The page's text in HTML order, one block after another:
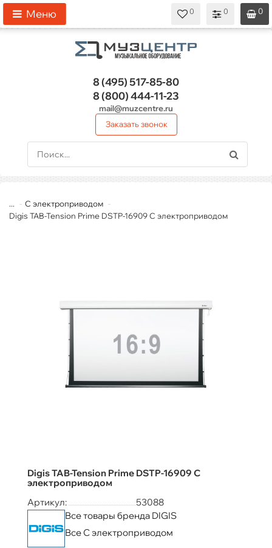
0
0
0
Меню
8 (495)517-85-80
8 (800)444-11-23
mail@muzcentre.ru
Заказать звонок
...
С электроприводом
Digis TAB-Tension Prime DSTP-16909 С электроприводом
Digis TAB-Tension Prime DSTP-16909 С
электроприводом
Артикул:
53088
Все товары бренда DIGIS
Все С электроприводом